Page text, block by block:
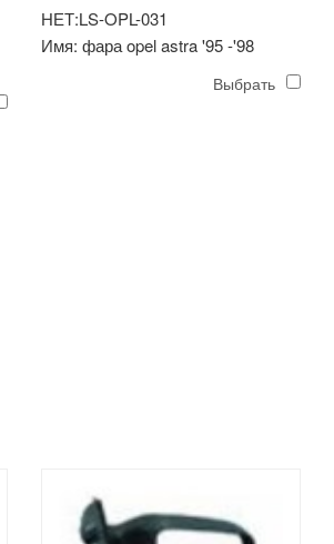
НЕТ:LS-OPL-031
Имя: фара opel astra '95 -'98
Выбрать